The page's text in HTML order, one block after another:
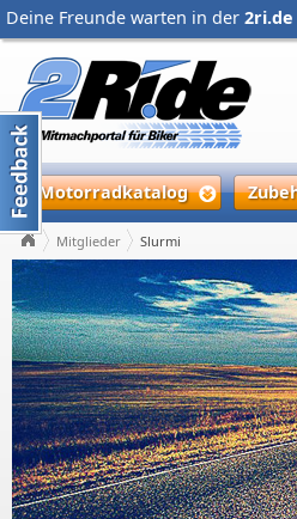
Deine Freunde warten in der
Motorradkatalog
Mitglieder Slurmi